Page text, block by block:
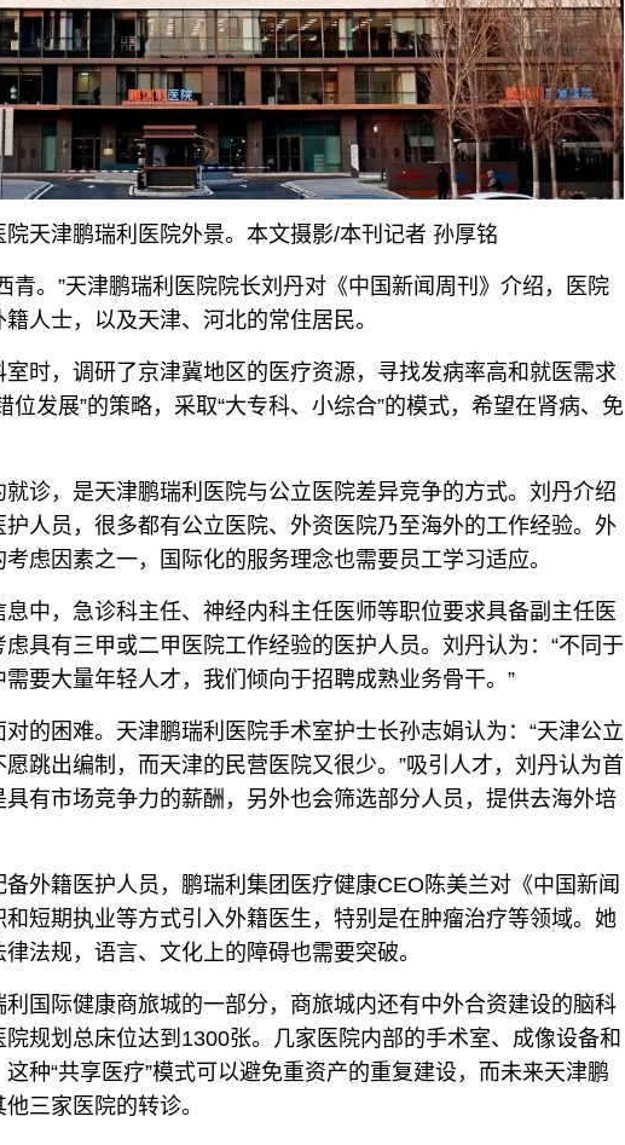
津鹏瑞利医院外景。本文摄影/本刊记者 孙厚铭
。”天津鹏瑞利医院院长刘丹对《中国新闻周刊》介绍，医院
人士，以及天津、河北的常住居民。
，调研了京津冀地区的医疗资源，寻找发病率高和就医需求
位发展”的策略，采取“大专科、小综合”的模式，希望在肾病、免
，是天津鹏瑞利医院与公立医院差异竞争的方式。刘丹介绍
人员，很多都有公立医院、外资医院乃至海外的工作经验。外
虑因素之一，国际化的服务理念也需要员工学习适应。
，急诊科主任、神经内科主任医师等职位要求具备副主任医
具有三甲或二甲医院工作经验的医护人员。刘丹认为：“不同于
要大量年轻人才，我们倾向于招聘成熟业务骨干。”
困难。天津鹏瑞利医院手术室护士长孙志娟认为：“天津公立
跳出编制，而天津的民营医院又很少。”吸引人才，刘丹认为首
有市场竞争力的薪酬，另外也会筛选部分人员，提供去海外培
籍医护人员，鹏瑞利集团医疗健康CEO陈美兰对《中国新闻
短期执业等方式引入外籍医生，特别是在肿瘤治疗等领域。她
法规，语言、文化上的障碍也需要突破。
际健康商旅城的一部分，商旅城内还有中外合资建设的脑科
规划总床位达到1300张。几家医院内部的手术室、成像设备和
种“共享医疗”模式可以避免重资产的重复建设，而未来天津鹏
三家医院的转诊。